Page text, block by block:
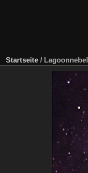
Startseite / Lagoonnebel